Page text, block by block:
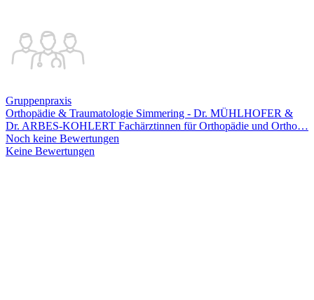
Gruppenpraxis
Orthopädie & Traumatologie Simmering - Dr. MÜHLHOFER &
Dr. ARBES-KOHLERT Fachärztinnen für Orthopädie und Ortho…
Noch keine Bewertungen
Keine Bewertungen